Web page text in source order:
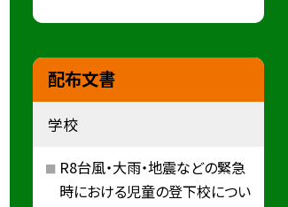
配布文書
学校
R8台風・大雨・地震などの緊急
時における児童の登下校につい